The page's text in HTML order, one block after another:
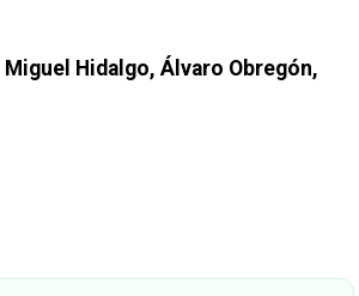
Miguel Hidalgo, Álvaro Obregón,